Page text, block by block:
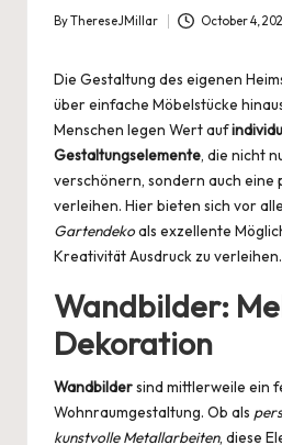
Posted
ByThereseJMillar October 4,
Die Gestaltung des eigenen
über einfache Möbelstücke
Menschen legen Wert auf
Gestaltungselemente, die nicht
verschönern, sondern auch eine
verleihen. Hier bieten sich vor
Gartendekoals exzellente
Kreativität Ausdruck zu verleihen.
Wandbilder:
Dekoration
Wandbildersind mittlerweile ein
Wohnraumgestaltung. Ob als
kunstvolle Metallarbeiten, diese